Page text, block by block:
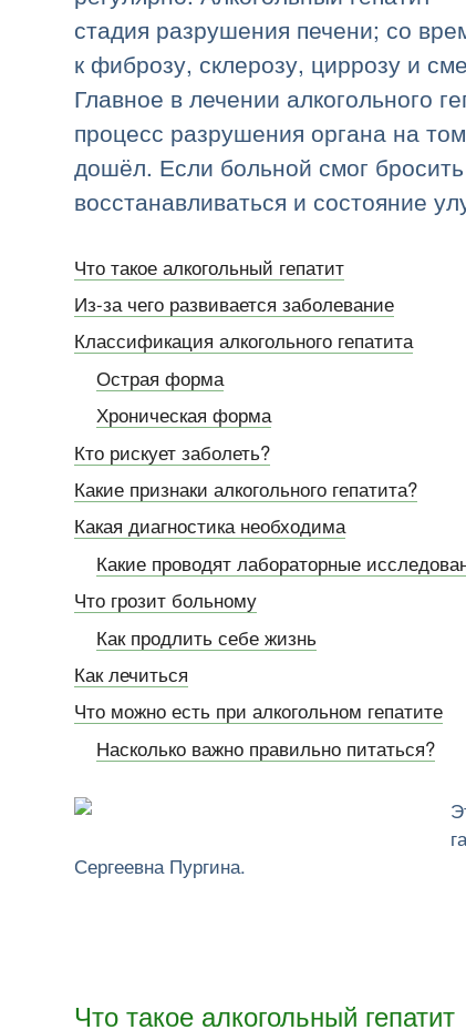
стадия разрушения печени; со
к фиброзу, склерозу, циррозу и
Главное в лечении алкогольного
процесс разрушения органа на
дошёл. Если больной смог
восстанавливаться и состояние
Что такое алкогольный гепатит
Из-за чего развивается заболевание
Классификация алкогольного гепатита
Острая форма
Хроническая форма
Кто рискует заболеть?
Какие признаки алкогольного гепатита?
Какая диагностика необходима
Какие проводят лабораторные
Что грозит больному
Как продлить себе жизнь
Как лечиться
Что можно есть при алкогольном гепатите
Насколько важно правильно питаться?
Сергеевна Пургина.
Что такое алкогольный гепатит